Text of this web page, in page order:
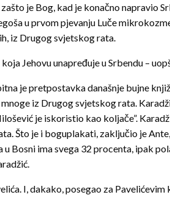
je Bog, kad je konačno napravio
u prvom pjevanju Luče
iz Drugog svjetskog rata.
Jehovu unapređuje u Srbendu –
je pretpostavka današnje bujne
iz Drugog svjetskog rata.
je iskoristio kao koljače”.
Što je i boguplakati, zaključio je
u Bosni ima svega 32 procenta, ipak
I, dakako, posegao za